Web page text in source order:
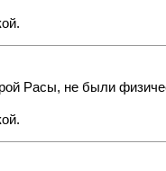
Расы, не были